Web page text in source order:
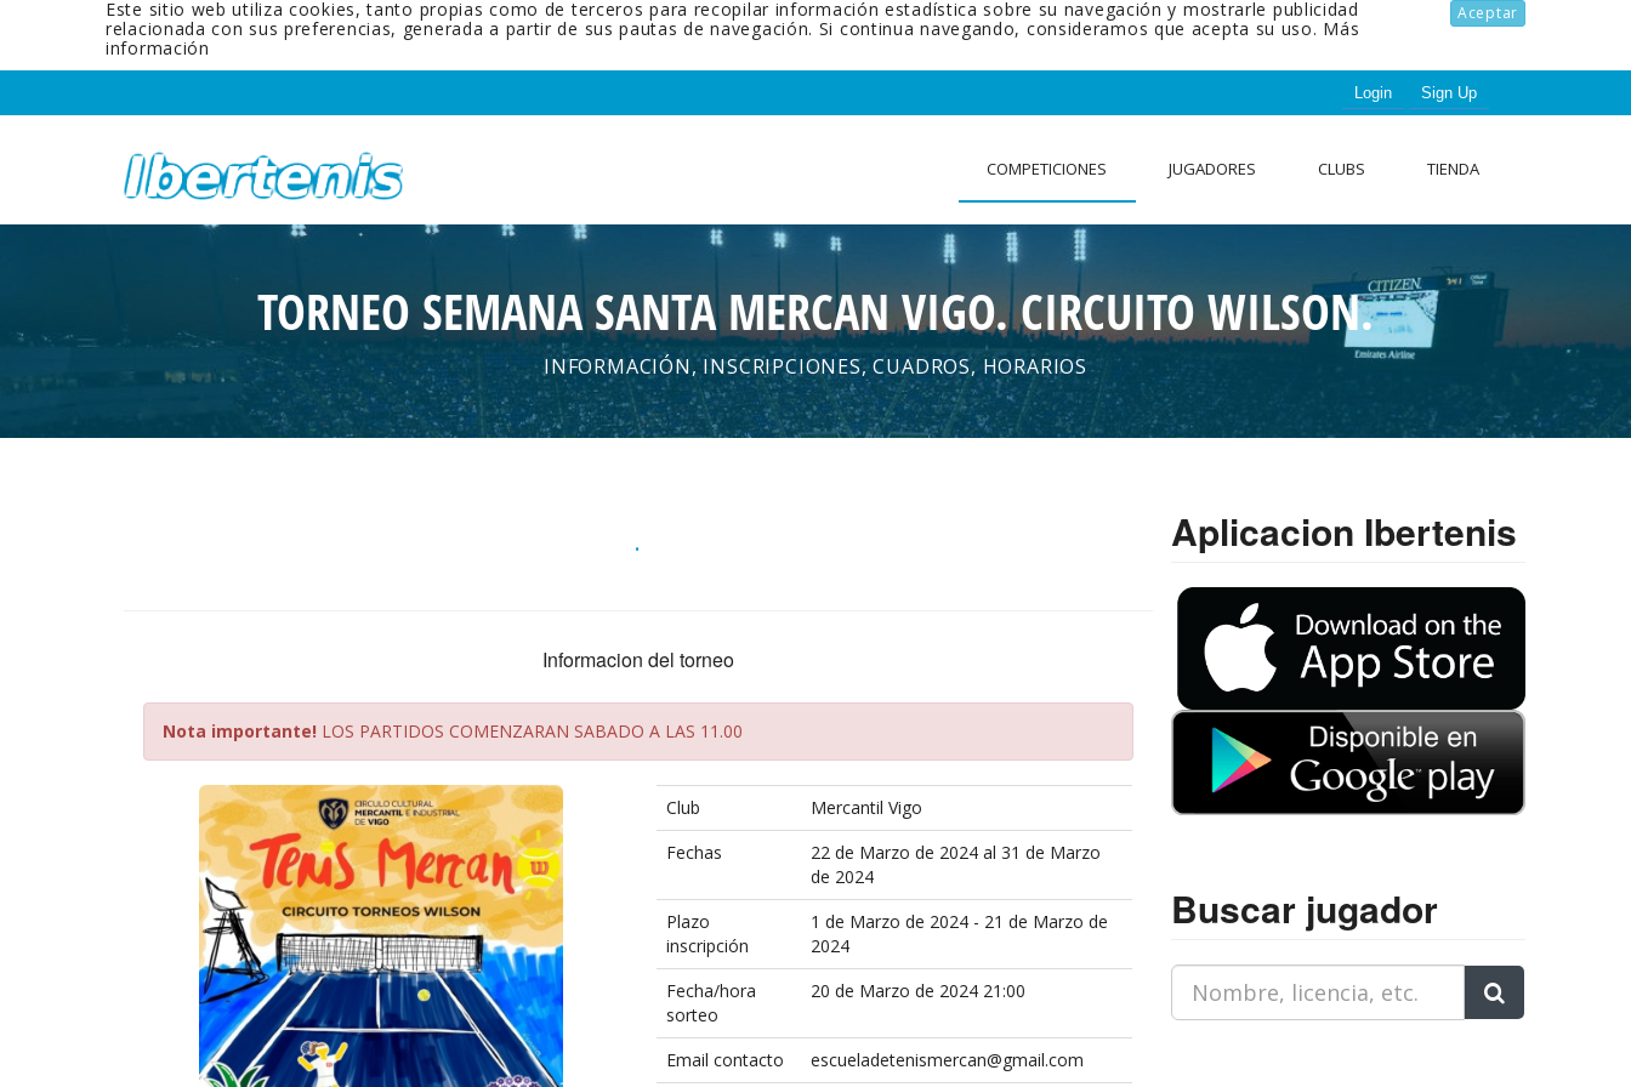
Aceptar
Este sitio web utiliza cookies, tanto propias como de terceros para recopilar información estadística sobre su navegación y mostrarle publicidad
relacionada con sus preferencias, generada a partir de sus pautas de navegación. Si continua navegando, consideramos que acepta su uso. Más
información
Login Sign Up
COMPETICIONES JUGADORES CLUBS TIENDA
TORNEO SEMANA SANTA MERCAN VIGO. CIRCUITO WILSON.
INFORMACIÓN, INSCRIPCIONES, CUADROS, HORARIOS
.
Informacion del torneo
Nota importante! LOS PARTIDOS COMENZARAN SABADO A LAS 11.00
Club
Mercantil Vigo
Fechas
22 de Marzo de 2024 al 31 de Marzo
de 2024
Plazo
inscripción
1 de Marzo de 2024 - 21 de Marzo de
2024
Fecha/hora
sorteo
20 de Marzo de 2024 21:00
Email contacto escueladetenismercan@gmail.com
Aplicacion Ibertenis
Buscar jugador